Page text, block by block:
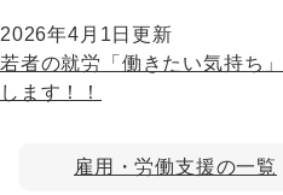
2026年4月1日更新
若者の就労「働きたい気持ち
します！！
雇用・労働支援の一覧